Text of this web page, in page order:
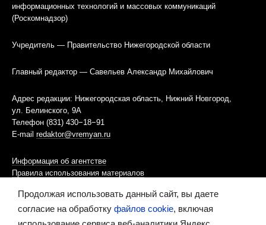
информационных технологий и массовых коммуникаций
(Роскомнадзор)
Учредитель — Правительство Нижегородской области
Главный редактор — Савельев Александр Михайлович
Адрес редакции: Нижегородская область, Нижний Новгород,
ул. Белинского, 9А
Телефон (831) 430−18−91
E-mail redaktor@vremyan.ru
Информация об агентстве
Правила использования материалов
Информационная политика использования «cookies»-файлов
Продолжая использовать данный сайт, вы даете
согласие на обработку файлов cookie, включая